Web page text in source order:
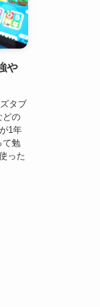
や
タブ
どの
1年
て勉
った